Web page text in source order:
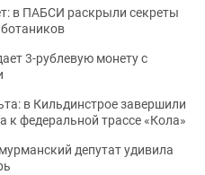
в ПАБСИ раскрыли секреты
3-рублевую монету с
в Кильдинстрое завершили
к федеральной трассе «Кола»
депутат удивила